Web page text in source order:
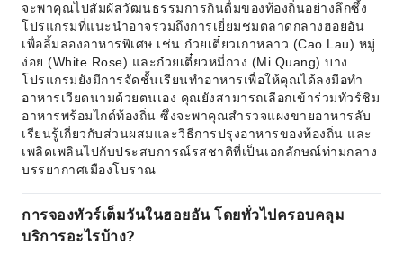
จะพาคุณไปสัมผัสวัฒนธรรมการกินดื่มของท้องถิ่นอย่างลึกซึ้ง
โปรแกรมที่แนะนำอาจรวมถึงการเยี่ยมชมตลาดกลางฮอยอัน
เพื่อลิ้มลองอาหารพิเศษ เช่น ก๋วยเตี๋ยวเกาหลาว (Cao Lau) หมู่
ง่อย (White Rose) และก๋วยเตี๋ยวหมี่กวง (Mi Quang) บาง
โปรแกรมยังมีการจัดชั้นเรียนทำอาหารเพื่อให้คุณได้ลงมือทำ
อาหารเวียดนามด้วยตนเอง คุณยังสามารถเลือกเข้าร่วมทัวร์ชิม
อาหารพร้อมไกด์ท้องถิ่น ซึ่งจะพาคุณสำรวจแผงขายอาหารลับ
เรียนรู้เกี่ยวกับส่วนผสมและวิธีการปรุงอาหารของท้องถิ่น และ
เพลิดเพลินไปกับประสบการณ์รสชาติที่เป็นเอกลักษณ์ท่ามกลาง
บรรยากาศเมืองโบราณ
การจองทัวร์เต็มวันในฮอยอัน โดยทั่วไปครอบคลุม
บริการอะไรบ้าง?